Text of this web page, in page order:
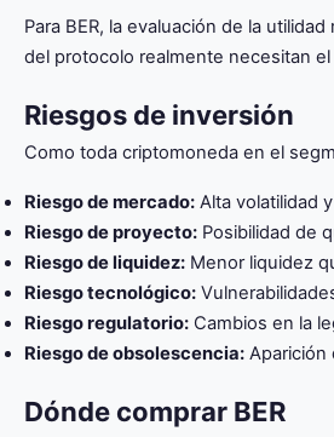
Para BER, la evaluación de la
del protocolo realmente necesitan
Riesgos de inversión
Como toda criptomoneda en el
Riesgo de mercado: Alta volatilidad
Riesgo de proyecto: Posibilidad de
Riesgo de liquidez: Menor liquidez
Riesgo tecnológico:
Riesgo regulatorio: Cambios en la
Riesgo de obsolescencia: Aparición
Dónde comprar BER